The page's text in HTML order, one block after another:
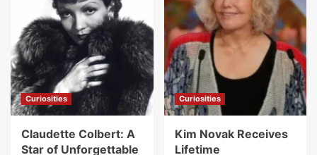
Curiosities
Claudette Colbert: A
Star of Unforgettable
Curiosities
Kim Novak Receives
Lifetime